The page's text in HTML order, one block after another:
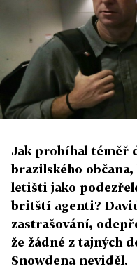
Jak probíhal téměř
brazilského
letišti jako
britští agenti?
zastrašování,
že žádné z tajných
Snowdena neviděl.